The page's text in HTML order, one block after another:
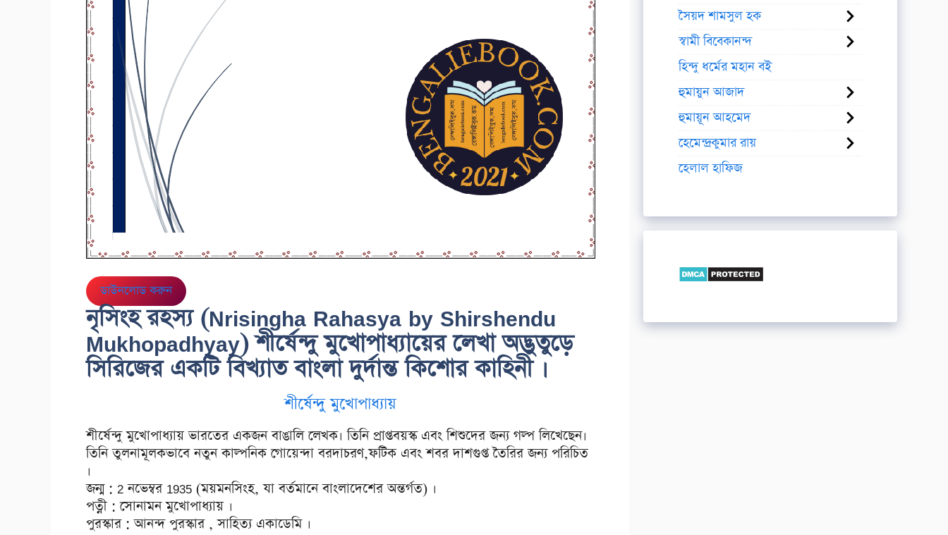
ডাউনলোড করুন
নৃসিংহ রহস্য (Nrisingha Rahasya by Shirshendu
Mukhopadhyay) শীর্ষেন্দু মুখোপাধ্যায়ের লেখা অদ্ভুতুড়ে
সিরিজের একটি বিখ্যাত বাংলা দুর্দান্ত কিশোর কাহিনী ।
শীর্ষেন্দু মুখোপাধ্যায়
শীর্ষেন্দু মুখোপাধ্যায় ভারতের একজন বাঙালি লেখক। তিনি প্রাপ্তবয়স্ক এবং শিশুদের জন্য গল্প লিখেছেন।
তিনি তুলনামূলকভাবে নতুন কাল্পনিক গোয়েন্দা বরদাচরণ,ফটিক এবং শবর দাশগুপ্ত তৈরির জন্য পরিচিত
।
জন্ম : 2 নভেম্বর 1935 (ময়মনসিংহ, যা বর্তমানে বাংলাদেশের অন্তর্গত) ।
পত্নী : সোনামন মুখোপাধ্যায় ।
পুরস্কার : আনন্দ পুরস্কার , সাহিত্য একাডেমি ।
সৈয়দ শামসুল হক
স্বামী বিবেকানন্দ
হিন্দু ধর্মের মহান বই
হুমায়ুন আজাদ
হুমায়ূন আহমেদ
হেমেন্দ্রকুমার রায়
হেলাল হাফিজ